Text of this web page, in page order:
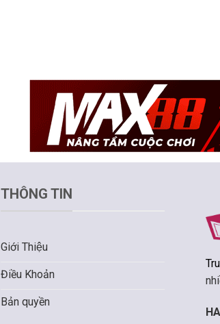
THÔNG TIN
Giới Thiệu
Điều Khoản
Bản quyền